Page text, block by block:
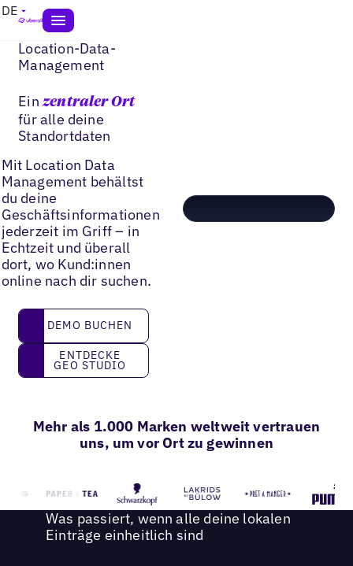
DE
Location-Data-
Management
Einzentraler Ort
für alle deine
Standortdaten
Mit Location Data
Management behältst
du deine
Geschäftsinformationen
jederzeit im Griff – in
Echtzeit und überall
dort, wo Kund:innen
online nach dir suchen.
DEMO BUCHEN
DEMO BUCHEN
Entdecke GEO Studio
ENTDECKE
GEO STUDIO
Mehr als 1.000 Marken weltweit vertrauen
uns, um vor Ort zu gewinnen
Was passiert, wenn alle deine lokalen
Einträge einheitlich sind